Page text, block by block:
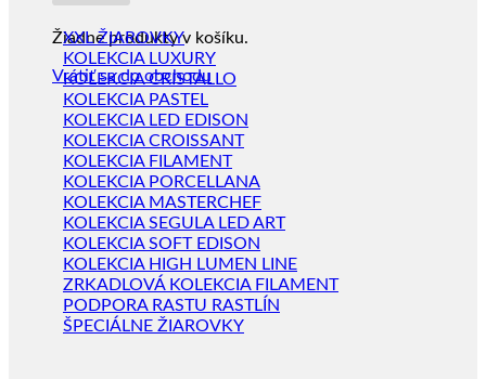
Žiadne produkty v košíku.
Vrátiť sa do obchodu
XXL ŽIAROVKY
KOLEKCIA LUXURY
KOLEKCIA CRISTALLO
KOLEKCIA PASTEL
KOLEKCIA LED EDISON
KOLEKCIA CROISSANT
KOLEKCIA FILAMENT
KOLEKCIA PORCELLANA
KOLEKCIA MASTERCHEF
KOLEKCIA SEGULA LED ART
KOLEKCIA SOFT EDISON
KOLEKCIA HIGH LUMEN LINE
ZRKADLOVÁ KOLEKCIA FILAMENT
PODPORA RASTU RASTLÍN
ŠPECIÁLNE ŽIAROVKY